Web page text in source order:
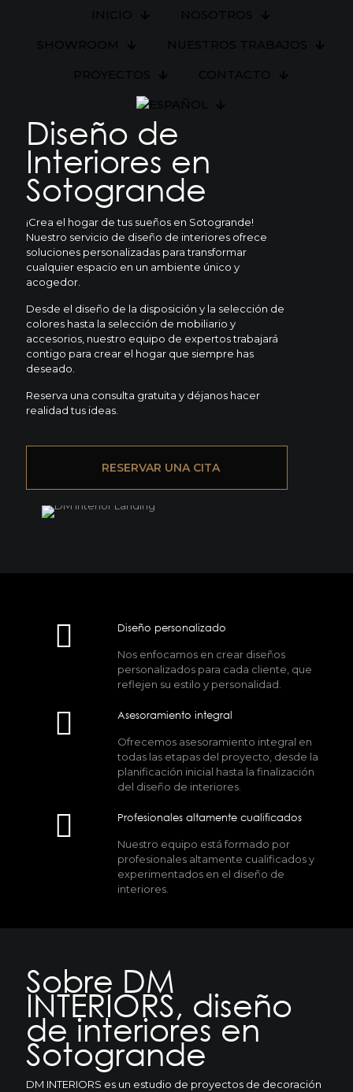
Diseño de
Interiores en
Sotogrande
¡Crea el hogar de tus sueños en Sotogrande!
Nuestro servicio de diseño de interiores ofrece
soluciones personalizadas para transformar
cualquier espacio en un ambiente único y
acogedor.
Desde el diseño de la disposición y la selección de
colores hasta la selección de mobiliario y
accesorios, nuestro equipo de expertos trabajará
contigo para crear el hogar que siempre has
deseado.
Reserva una consulta gratuita y déjanos hacer
realidad tus ideas.
RESERVAR UNA CITA
Diseño personalizado
Nos enfocamos en crear diseños
personalizados para cada cliente, que
reflejen su estilo y personalidad.
Asesoramiento integral
Ofrecemos asesoramiento integral en
todas las etapas del proyecto, desde la
planificación inicial hasta la finalización
del diseño de interiores.
Profesionales altamente cualificados
Nuestro equipo está formado por
profesionales altamente cualificados y
experimentados en el diseño de
interiores.
Sobre DM
INTERIORS, diseño
de interiores en
Sotogrande
DM INTERIORS es un estudio de proyectos de decoración